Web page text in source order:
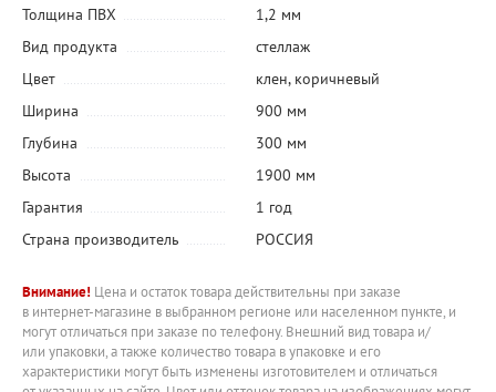
Толщина ПВХ
1,2 мм
Вид продукта
стеллаж
Цвет
клен, коричневый
Ширина
900 мм
Глубина
300 мм
Высота
1900 мм
Гарантия
1 год
Страна производитель
РОССИЯ
Внимание! Цена и остаток товара действительны при заказе
в интернет-магазине в выбранном регионе или населенном пункте, и
могут отличаться при заказе по телефону. Внешний вид товара и/
или упаковки, а также количество товара в упаковке и его
характеристики могут быть изменены изготовителем и отличаться